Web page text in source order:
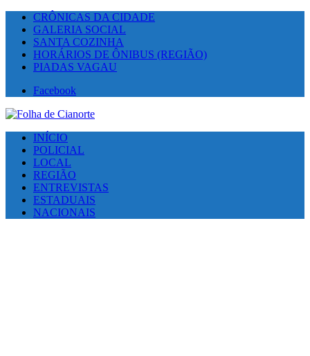
CRÔNICAS DA CIDADE
GALERIA SOCIAL
SANTA COZINHA
HORÁRIOS DE ÔNIBUS (REGIÃO)
PIADAS VAGAU
Facebook
INÍCIO
POLICIAL
LOCAL
REGIÃO
ENTREVISTAS
ESTADUAIS
NACIONAIS